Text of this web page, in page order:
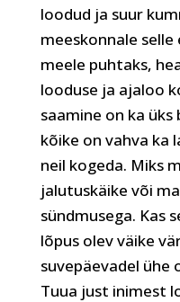
loodud ja suur
meeskonnale selle
meele puhtaks,
looduse ja ajaloo
saamine on ka üks
kõike on vahva ka
neil kogeda. Miks
jalutuskäike või
sündmusega. Kas
lõpus olev väike
suvepäevadel ühe
Tuua just inimest